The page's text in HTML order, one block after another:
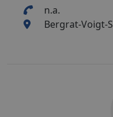
n.a.
Bergrat-Voigt-